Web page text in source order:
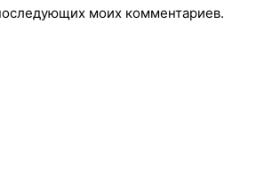
моих комментариев.